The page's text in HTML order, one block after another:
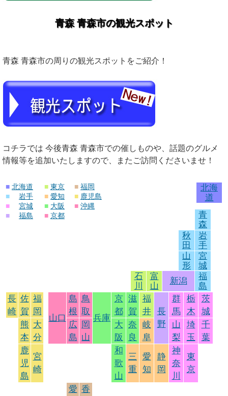
青森 青森市の観光スポット
青森 青森市の周りの観光スポットをご紹介！
コチラでは 今後青森 青森市での催しものや、話題のグルメ
情報等を追加いたしますので、またご訪問くださいませ！
■ 北海道
■
岩手
■
宮城
■
福島
■ 東京
■ 愛知
■ 大阪
■ 京都
■ 福岡
■ 鹿児島
■ 沖縄
北海
道
青
森
秋
田
岩
手
山
形
宮
城
石
川
富
山
新潟
福
島
長
崎
佐
賀
福
岡
山口
島
根
鳥
取
兵庫
京
都
滋
賀
福
井
長
野
群
馬
栃
木
茨
城
熊
本
大
分
広
島
岡
山
大
阪
奈
良
岐
阜
山
梨
埼
玉
千
葉
鹿
児
島
宮
崎
和
歌
山
三
重
愛
知
静
岡
神
奈
川
東
京
愛 香